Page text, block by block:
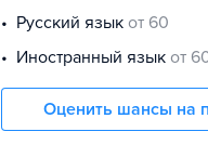
русский язык от 60
иностранный язык от
Оценить шансы на